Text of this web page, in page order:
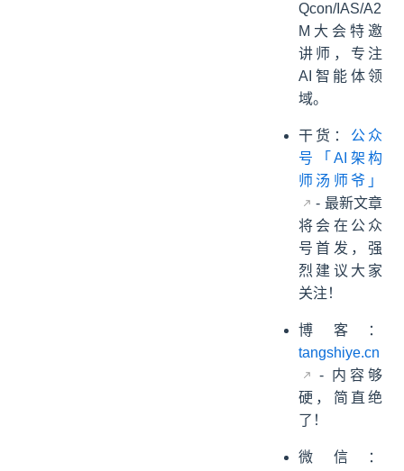
Qcon/IAS/A2
M大会特邀
讲师，专注
AI智能体领
域。
干货： 公众
号「AI架构
师汤师爷」
- 最新文章
将会在公众
号首发，强
烈建议大家
关注！
博客：
tangshiye.cn
- 内容够
硬，简直绝
了！
微信：